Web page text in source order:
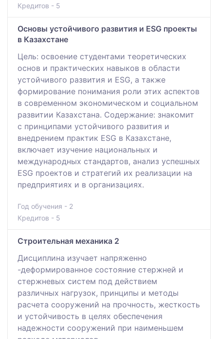
Кредитов - 5
Основы устойчивого развития и ESG проекты
в Казахстане
Цель: освоение студентами теоретических
основ и практических навыков в области
устойчивого развития и ESG, а также
формирование понимания роли этих аспектов
в современном экономическом и социальном
развитии Казахстана. Содержание: знакомит
с принципами устойчивого развития и
внедрением практик ESG в Казахстане,
включает изучение национальных и
международных стандартов, анализ успешных
ESG проектов и стратегий их реализации на
предприятиях и в организациях.
Год обучения - 2
Кредитов - 5
Строительная механика 2
Дисциплина изучает напряженно
-деформированное состояние стержней и
стержневых систем под действием
различных нагрузок, принципы и методы
расчета сооружений на прочность, жесткость
и устойчивость в целях обеспечения
надежности сооружений при наименьшем